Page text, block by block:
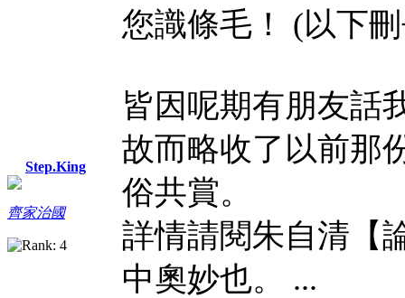
Step.King
齊家治國
您識條毛！
(以下
皆因呢期有朋友話
故而略收了以前那
俗共賞。
詳情請閱朱自清【
中奧妙也。 ...